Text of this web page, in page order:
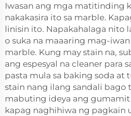
Iwasan ang mga matitinding
nakakasira ito sa marble.
linisin ito. Napakahalaga nito
o suka na maaaring mag-
marble. Kung may stain na,
ang espesyal na cleaner para
pasta mula sa baking soda at
stain nang ilang sandali bago
mabuting ideya ang
kapag naghihiwa ng pagkain